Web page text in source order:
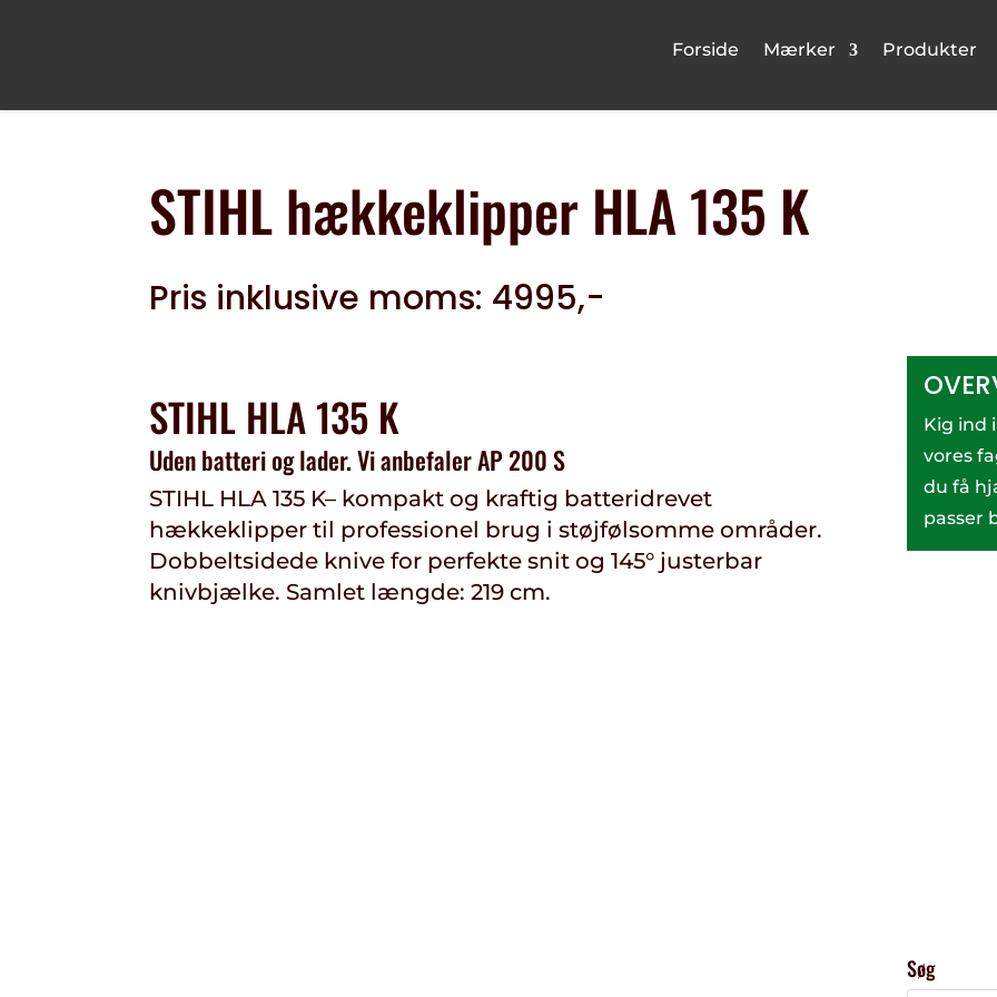
Forside Mærker Produkter
STIHL hækkeklipper HLA 135 K
Pris inklusive moms: 4995,-
STIHL HLA 135 K
Uden batteri og lader. Vi anbefaler AP 200 S
STIHL HLA 135 K– kompakt og kraftig batteridrevet
hækkeklipper til professionel brug i støjfølsomme områder.
Dobbeltsidede knive for perfekte snit og 145° justerbar
knivbjælke. Samlet længde: 219 cm.
Kig ind
vores
du få
passer
Søg